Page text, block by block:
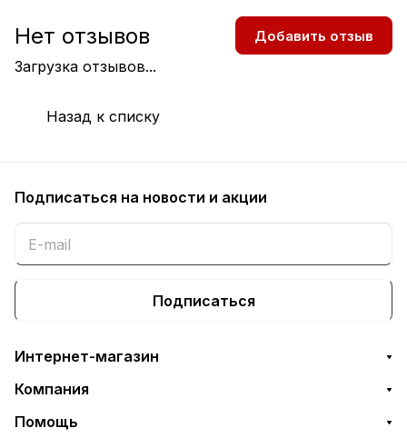
Загрузка отзывов...
Нет отзывов Добавить отзыв
Назад к списку
Подписаться на новости и акции
Подписаться
Интернет-магазин
Компания
Помощь